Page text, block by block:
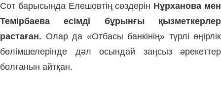
Сот барысында Елешовтің сөздерін Нұрханова мен
Темірбаева есімді бұрынғы қызметкерлер
растаған. Олар да «Отбасы банкінің» түрлі өңірлік
бөлімшелерінде дәл осындай заңсыз әрекеттер
болғанын айтқан.